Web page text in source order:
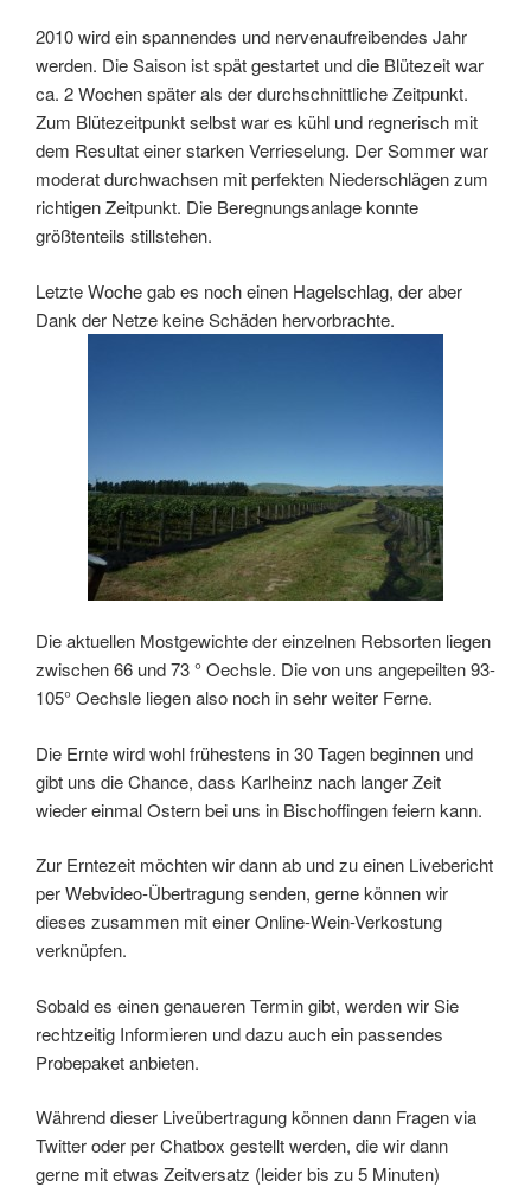
2010 wird ein spannendes und nervenaufreibendes Jahr
werden. Die Saison ist spät gestartet und die Blütezeit war
ca. 2 Wochen später als der durchschnittliche Zeitpunkt.
Zum Blütezeitpunkt selbst war es kühl und regnerisch mit
dem Resultat einer starken Verrieselung. Der Sommer war
moderat durchwachsen mit perfekten Niederschlägen zum
richtigen Zeitpunkt. Die Beregnungsanlage konnte
größtenteils stillstehen.
Letzte Woche gab es noch einen Hagelschlag, der aber
Dank der Netze keine Schäden hervorbrachte.
Die aktuellen Mostgewichte der einzelnen Rebsorten liegen
zwischen 66 und 73 ° Oechsle. Die von uns angepeilten 93-
105° Oechsle liegen also noch in sehr weiter Ferne.
Die Ernte wird wohl frühestens in 30 Tagen beginnen und
gibt uns die Chance, dass Karlheinz nach langer Zeit
wieder einmal Ostern bei uns in Bischoffingen feiern kann.
Zur Erntezeit möchten wir dann ab und zu einen Livebericht
per Webvideo-Übertragung senden, gerne können wir
dieses zusammen mit einer Online-Wein-Verkostung
verknüpfen.
Sobald es einen genaueren Termin gibt, werden wir Sie
rechtzeitig Informieren und dazu auch ein passendes
Probepaket anbieten.
Während dieser Liveübertragung können dann Fragen via
Twitter oder per Chatbox gestellt werden, die wir dann
gerne mit etwas Zeitversatz (leider bis zu 5 Minuten)